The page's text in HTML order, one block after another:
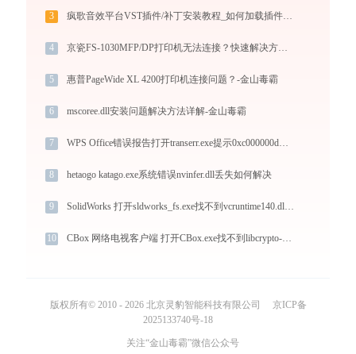
3 疯歌音效平台VST插件/补丁安装教程_如何加载插件效果包
4 京瓷FS-1030MFP/DP打印机无法连接？快速解决方法 -金山毒霸
5 惠普PageWide XL 4200打印机连接问题？-金山毒霸
6 mscoree.dll安装问题解决方法详解-金山毒霸
7 WPS Office错误报告打开transerr.exe提示0xc000000d错误码怎么办
8 hetaogo katago.exe系统错误nvinfer.dll丢失如何解决
9 SolidWorks 打开sldworks_fs.exe找不到vcruntime140.dll怎么办
10 CBox 网络电视客户端 打开CBox.exe找不到libcrypto-1_1.dll怎么办
版权所有© 2010 - 2026 北京灵豹智能科技有限公司
京ICP备
2025133740号-18
关注“金山毒霸”微信公众号